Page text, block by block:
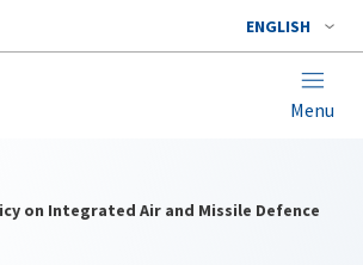
ENGLISH
Menu
on Integrated Air and Missile Defence